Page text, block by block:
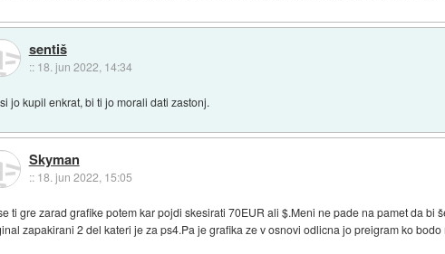
sentiš
:: 18. jun 2022, 14:34
jo kupil enkrat, bi ti jo morali dati zastonj.
Skyman
:: 18. jun 2022, 15:05
ti gre zarad grafike potem kar pojdi skesirati 70EUR ali $.Meni ne pade na pamet da
zapakirani 2 del kateri je za ps4.Pa je grafika ze v osnovi odlicna jo preigram ko bodo